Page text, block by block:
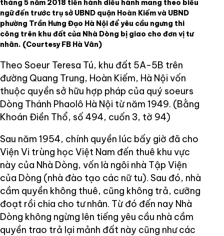
tháng 5 năm 2018 tiến hành diễu hành mang theo biểu
ngữ đến trước trụ sở UBND quận Hoàn Kiếm và UBND
phường Trần Hưng Đạo Hà Nội để yêu cầu ngưng thi
công trên khu đất của Nhà Dòng bị giao cho đơn vị tư
nhân. (Courtesy FB Hà Vân)
Theo Soeur Teresa Tú, khu đất 5A-5B trên
đường Quang Trung, Hoàn Kiếm, Hà Nội vốn
thuộc quyền sở hữu hợp pháp của quý soeurs
Dòng Thánh Phaolô Hà Nội từ năm 1949. (Bằng
Khoán Điền Thổ, số 494, cuốn 3, tờ 94)
Sau năm 1954, chính quyền lúc bấy giờ đã cho
Viện Vi trùng học Việt Nam đến thuê khu vực
này của Nhà Dòng, vốn là ngôi nhà Tập Viện
của Dòng (nhà đào tạo các nữ tu). Sau đó, nhà
cầm quyền không thuê, cũng không trả, cưỡng
đoạt rồi chia cho tư nhân. Từ đó đến nay Nhà
Dòng không ngừng lên tiếng yêu cầu nhà cầm
quyền trao trả lại mảnh đất này cũng như các